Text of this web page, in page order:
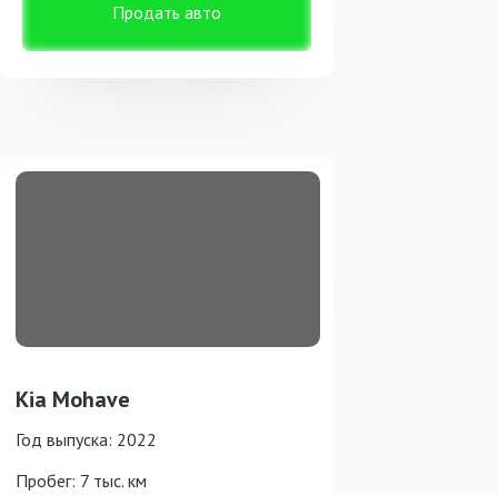
Продать авто
Kia Mohave
Пробег: 7 тыс. км
Год выпуска: 2022